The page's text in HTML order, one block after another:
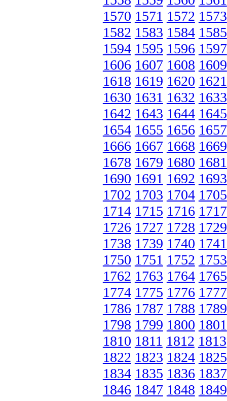
1570 1571 1572 1573
1582 1583 1584 1585
1594 1595 1596 1597
1606 1607 1608 1609
1618 1619 1620 1621
1630 1631 1632 1633
1642 1643 1644 1645
1654 1655 1656 1657
1666 1667 1668 1669
1678 1679 1680 1681
1690 1691 1692 1693
1702 1703 1704 1705
1714 1715 1716 1717
1726 1727 1728 1729
1738 1739 1740 1741
1750 1751 1752 1753
1762 1763 1764 1765
1774 1775 1776 1777
1786 1787 1788 1789
1798 1799 1800 1801
1810 1811 1812 1813
1822 1823 1824 1825
1834 1835 1836 1837
1846 1847 1848 1849